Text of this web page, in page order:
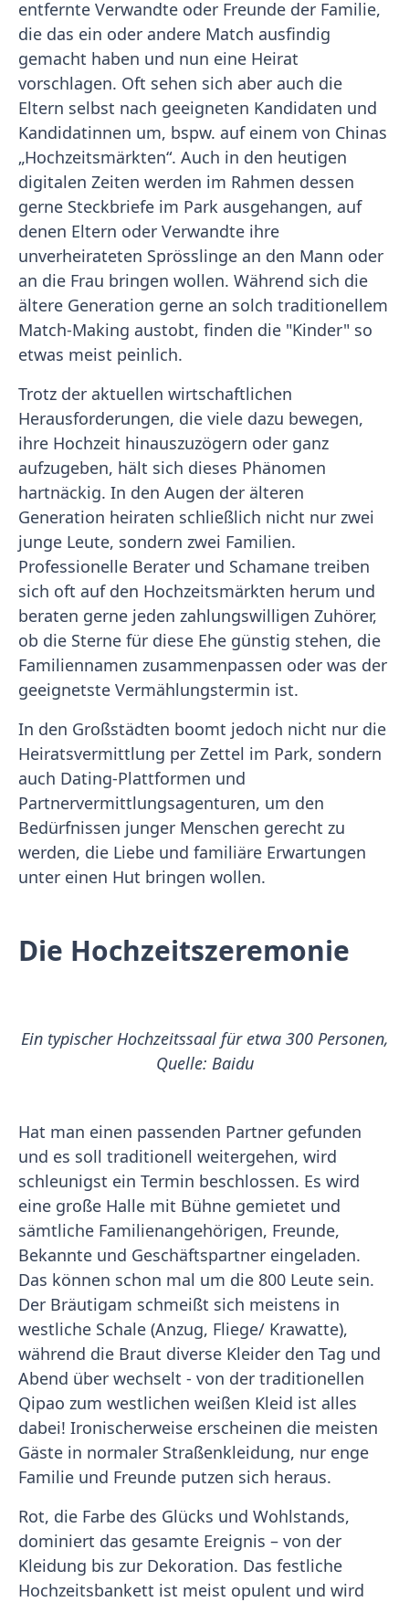
entfernte Verwandte oder Freunde der Familie,
die das ein oder andere Match ausfindig
gemacht haben und nun eine Heirat
vorschlagen. Oft sehen sich aber auch die
Eltern selbst nach geeigneten Kandidaten und
Kandidatinnen um, bspw. auf einem von Chinas
„Hochzeitsmärkten“. Auch in den heutigen
digitalen Zeiten werden im Rahmen dessen
gerne Steckbriefe im Park ausgehangen, auf
denen Eltern oder Verwandte ihre
unverheirateten Sprösslinge an den Mann oder
an die Frau bringen wollen. Während sich die
ältere Generation gerne an solch traditionellem
Match-Making austobt, finden die "Kinder" so
etwas meist peinlich.
Trotz der aktuellen wirtschaftlichen
Herausforderungen, die viele dazu bewegen,
ihre Hochzeit hinauszuzögern oder ganz
aufzugeben, hält sich dieses Phänomen
hartnäckig. In den Augen der älteren
Generation heiraten schließlich nicht nur zwei
junge Leute, sondern zwei Familien.
Professionelle Berater und Schamane treiben
sich oft auf den Hochzeitsmärkten herum und
beraten gerne jeden zahlungswilligen Zuhörer,
ob die Sterne für diese Ehe günstig stehen, die
Familiennamen zusammenpassen oder was der
geeignetste Vermählungstermin ist.
In den Großstädten boomt jedoch nicht nur die
Heiratsvermittlung per Zettel im Park, sondern
auch Dating-Plattformen und
Partnervermittlungsagenturen, um den
Bedürfnissen junger Menschen gerecht zu
werden, die Liebe und familiäre Erwartungen
unter einen Hut bringen wollen.
Die Hochzeitszeremonie
Ein typischer Hochzeitssaal für etwa 300 Personen,
Quelle: Baidu
Hat man einen passenden Partner gefunden
und es soll traditionell weitergehen, wird
schleunigst ein Termin beschlossen. Es wird
eine große Halle mit Bühne gemietet und
sämtliche Familienangehörigen, Freunde,
Bekannte und Geschäftspartner eingeladen.
Das können schon mal um die 800 Leute sein.
Der Bräutigam schmeißt sich meistens in
westliche Schale (Anzug, Fliege/ Krawatte),
während die Braut diverse Kleider den Tag und
Abend über wechselt - von der traditionellen
Qipao zum westlichen weißen Kleid ist alles
dabei! Ironischerweise erscheinen die meisten
Gäste in normaler Straßenkleidung, nur enge
Familie und Freunde putzen sich heraus.
Rot, die Farbe des Glücks und Wohlstands,
dominiert das gesamte Ereignis – von der
Kleidung bis zur Dekoration. Das festliche
Hochzeitsbankett ist meist opulent und wird